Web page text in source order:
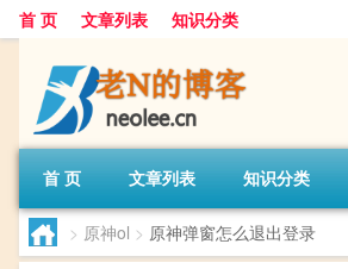
首 页 文章列表 知识分类
首 页 文章列表 知识分类
> 原神ol > 原神弹窗怎么退出登录